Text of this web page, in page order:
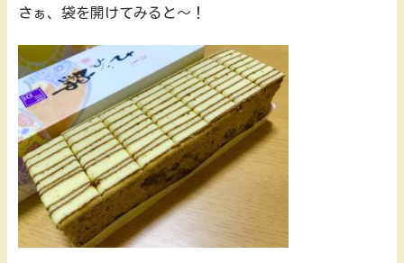
さぁ、袋を開けてみると～！